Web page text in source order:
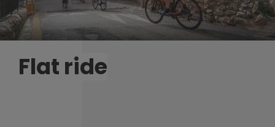
Flat ride